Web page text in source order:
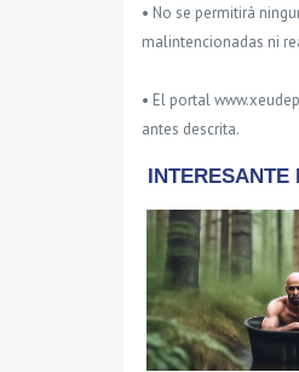
• No se permitirá
malintencionadas ni
• El portal
antes descrita.